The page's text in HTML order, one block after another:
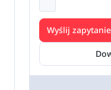
Wyślij zapytanie